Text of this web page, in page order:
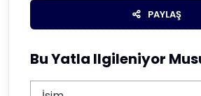
PAYLAŞ
Bu Yatla Ilgileniyor